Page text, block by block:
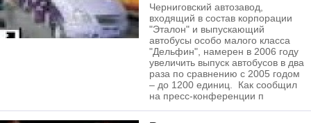
Черниговский автозавод,
входящий в состав корпорации
"Эталон" и выпускающий
автобусы особо малого класса
"Дельфин", намерен в 2006 году
увеличить выпуск автобусов в два
раза по сравнению с 2005 годом
– до 1200 единиц. Как сообщил
на пресс-конференции п